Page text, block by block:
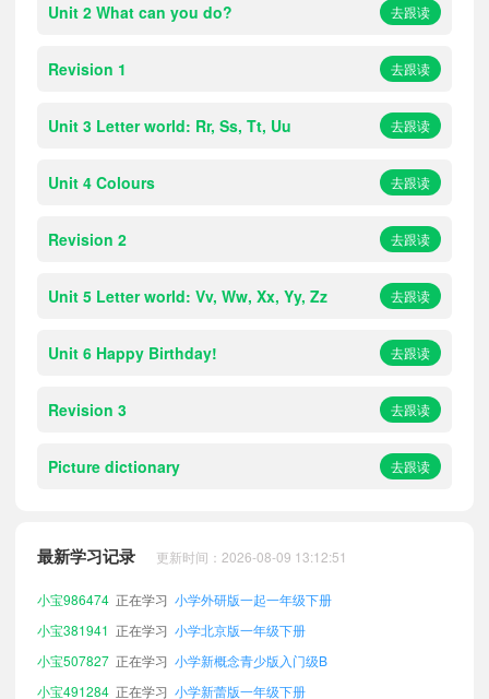
Unit 2 What can you do? 去跟读
Revision 1 去跟读
Unit 3 Letter world: Rr, Ss, Tt, Uu 去跟读
Unit 4 Colours 去跟读
Revision 2 去跟读
Unit 5 Letter world: Vv, Ww, Xx, Yy, Zz 去跟读
Unit 6 Happy Birthday! 去跟读
Revision 3 去跟读
Picture dictionary 去跟读
最新学习记录 更新时间：2026-08-09 13:12:51
小宝256174 正在学习 小学人教大同版四年级上册
小宝986474 正在学习 小学外研版一起一年级下册
小宝381941 正在学习 小学北京版一年级下册
小宝507827 正在学习 小学新概念青少版入门级B
小宝491284 正在学习 小学新蕾版一年级下册